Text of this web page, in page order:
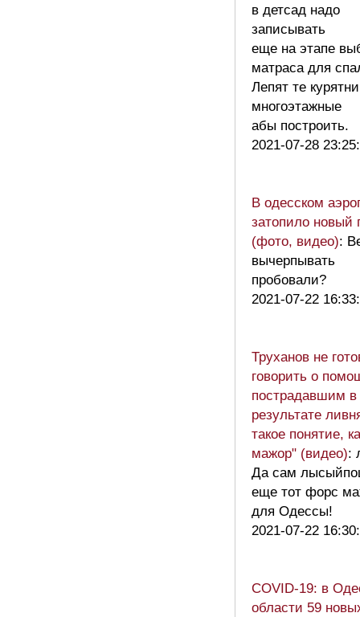
в детсад надо
записывать
еще на этапе
матраса для
Лепят те
многоэтажные
абы построить.
2021-07-28
В одесском
затопило новый
(фото, видео):
вычерпывать
пробовали?
2021-07-22
Труханов не
говорить о
пострадавшим в
результате
такое понятие,
мажор" (видео):
Да сам
еще тот форс
для Одессы!
2021-07-22
COVID-19: в
области 59